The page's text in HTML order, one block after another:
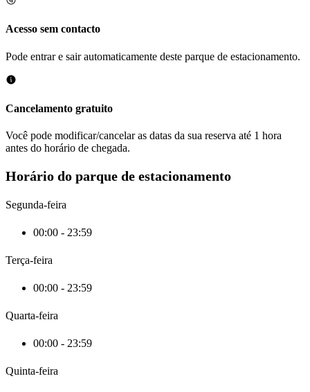
Acesso sem contacto
Pode entrar e sair automaticamente deste parque de estacionamento.
Cancelamento gratuito
Você pode modificar/cancelar as datas da sua reserva até 1 hora
antes do horário de chegada.
Horário do parque de estacionamento
Segunda-feira
00:00 - 23:59
Terça-feira
00:00 - 23:59
Quarta-feira
00:00 - 23:59
Quinta-feira